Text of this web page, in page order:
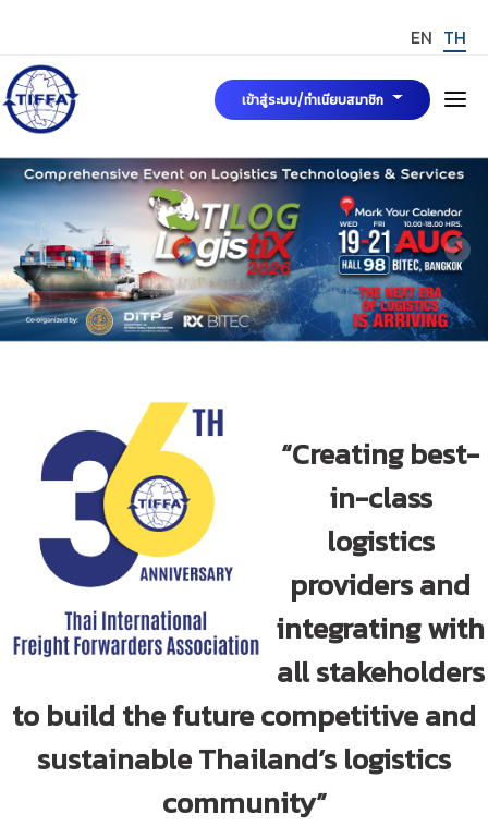
EN TH
หน้าแรก
เกี่ยวกับเรา
คณะกรรมการบริหารสมาคมฯ
ข่าวสารและกิจกรรม
การขอรับรองมาตรฐาน TIFFA MARK
TIFFA MARK
สมัครสมาชิกสมาคมฯ
กฎระเบียบ พระราชบัญญัติและบทความที่เกี่ยวข้อง
วารสารสมาคมฯ
ลิงค์เว็บไซต์
ติดต่อเรา
เข้าสู่ระบบ/ทำเนียบสมาชิก
“Creating best-
in-class
logistics
providers and
integrating with
all stakeholders
to build the future competitive and
sustainable Thailand’s logistics
community”